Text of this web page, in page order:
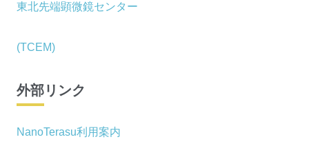
東北先端顕微鏡センター
(TCEM)
外部リンク
NanoTerasu利用案内